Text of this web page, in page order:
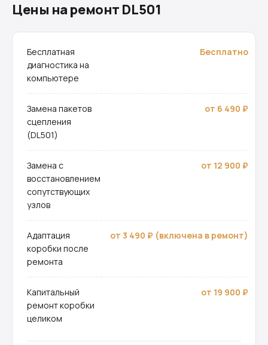
Цены на ремонт DL501
Бесплатная
диагностика на
компьютере
Бесплатно
Замена пакетов
сцепления
(DL501)
от 6 490 ₽
Замена с
восстановлением
сопутствующих
узлов
от 12 900 ₽
Адаптация
коробки после
ремонта
от 3 490 ₽ (включена в ремонт)
Капитальный
ремонт коробки
целиком
от 19 900 ₽